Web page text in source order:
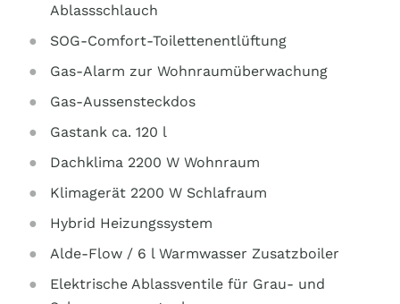
Ablassschlauch
SOG-Comfort-Toilettenentlüftung
Gas-Alarm zur Wohnraumüberwachung
Gas-Aussensteckdos
Gastank ca. 120 l
Dachklima 2200 W Wohnraum
Klimagerät 2200 W Schlafraum
Hybrid Heizungssystem
Alde-Flow / 6 l Warmwasser Zusatzboiler
Elektrische Ablassventile für Grau- und